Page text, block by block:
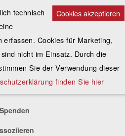
Spenden
Cookies akzeptieren
technisch
erfassen. Cookies für Marketing,
nicht im Einsatz. Durch die
Sie der Verwendung dieser
finden Sie hier